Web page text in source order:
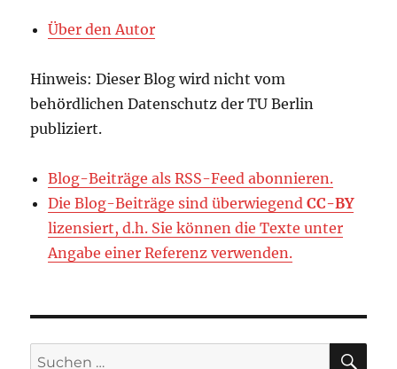
Über den Autor
Hinweis: Dieser Blog wird nicht vom
behördlichen Datenschutz der TU Berlin
publiziert.
Blog-Beiträge als RSS-Feed abonnieren.
Die Blog-Beiträge sind überwiegendCC-BY
lizensiert, d.h. Sie können die Texte unter
Angabe einer Referenz verwenden.
Suchen